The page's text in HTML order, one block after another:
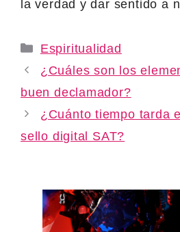
la verdad y dar sentido a
Categories
Espiritualidad
¿Cuáles son los
buen declamador?
¿Cuánto tiempo tarda
sello digital SAT?